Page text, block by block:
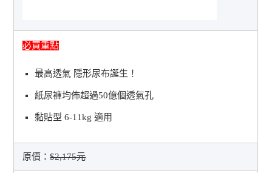
必買重點
最高透氣 隱形尿布誕生！
紙尿褲均佈超過50億個透氣孔
黏貼型 6-11kg 適用
原價：$2,175元